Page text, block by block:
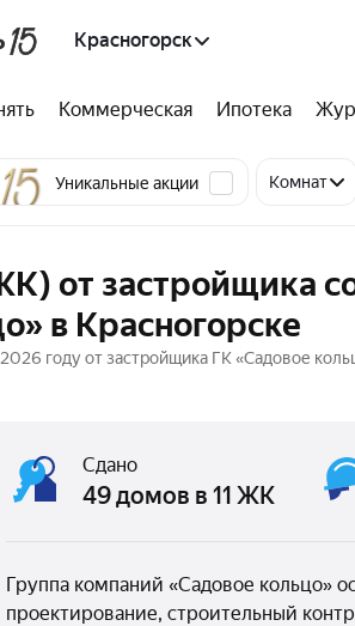
Красногорск
Коммерческая Ипотека
Уникальные акции Комнат
от застройщика
в Красногорске
году от застройщика ГК «Садовое
Сдано
49 домов в 11 ЖК
Группа компаний «Садовое кольцо»
проектирование, строительный